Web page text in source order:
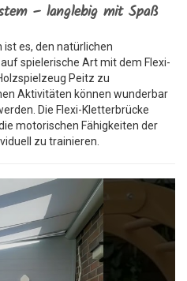
– langlebig mit Spaß
es, den natürlichen
spielerische Art mit dem Flexi-
Peitz zu
Aktivitäten können wunderbar
Die Flexi-Kletterbrücke
motorischen Fähigkeiten der
zu trainieren.